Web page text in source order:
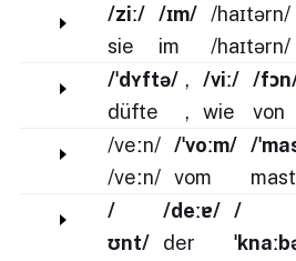
/ziː/
sie
/ɪm/
im
/haɪtərn/
/haɪtərn/
/ˈdʏftə/
düfte
,
,
/viː/
wie
/
von
/veːn/
/veːn/
/ˈvoːm/
vom
/
mast
/
ʊnt/
/deːɐ/
der
/